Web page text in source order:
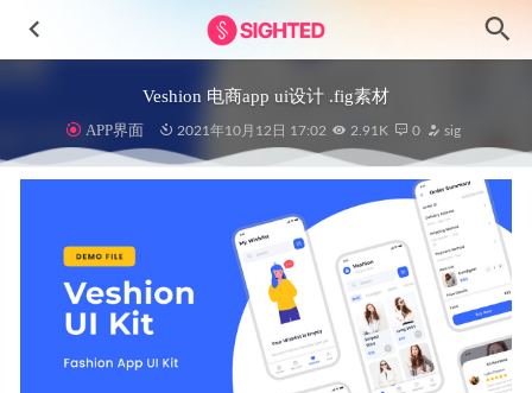
Veshion 电商app ui设计 .fig素材
APP界面 2021年10月12日 17:02 2.91K 0 sig
HireMe-求职招聘app用户界面设计Figma素材
2023-04-28
Jereya Shop电商APP界面设计素材 2023-07-24